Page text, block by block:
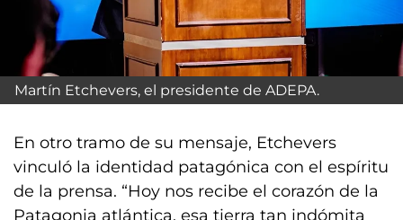
Martín Etchevers, el presidente de ADEPA.
En otro tramo de su mensaje, Etchevers
vinculó la identidad patagónica con el espíritu
de la prensa. “Hoy nos recibe el corazón de la
Patagonia atlántica, esa tierra tan indómita